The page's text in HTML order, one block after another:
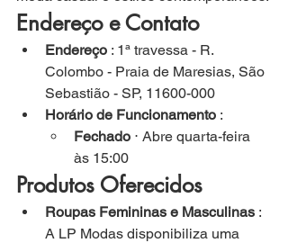
Endereço e Contato
Endereço : 1ª travessa - R.
Colombo - Praia de Maresias, São
Sebastião - SP, 11600-000
Horário de Funcionamento :
Fechado ⋅ Abre quarta-feira
às 15:00
Produtos Oferecidos
Roupas Femininas e Masculinas :
A LP Modas disponibiliza uma